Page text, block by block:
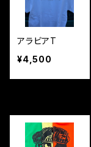
アラビアT
¥4,500